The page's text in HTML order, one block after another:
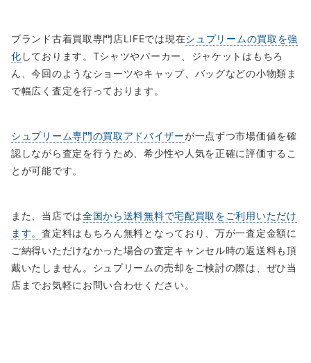
ブランド古着買取専門店LIFEでは現在シュプリームの買取を強
化 しております。Tシャツやパーカー、ジャケットはもちろ
ん、今回のようなショーツやキャップ、バッグなどの小物類ま
で幅広く査定を行っております。
シュプリーム専門の買取アドバイザーが一点ずつ市場価値を確
認しながら査定を行うため、希少性や人気を正確に評価するこ
とが可能です。
また、当店では全国から送料無料で宅配買取をご利用いただけ
ます。査定料はもちろん無料となっており、万が一査定金額に
ご納得いただけなかった場合の査定キャンセル時の返送料も頂
戴いたしません。シュプリームの売却をご検討の際は、ぜひ当
店までお気軽にお問い合わせください。